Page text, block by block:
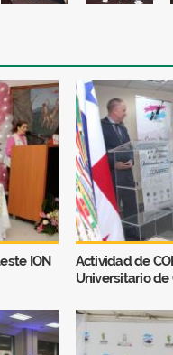
ION
Actividad de
Universitario de